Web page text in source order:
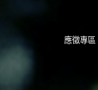
應徵專區